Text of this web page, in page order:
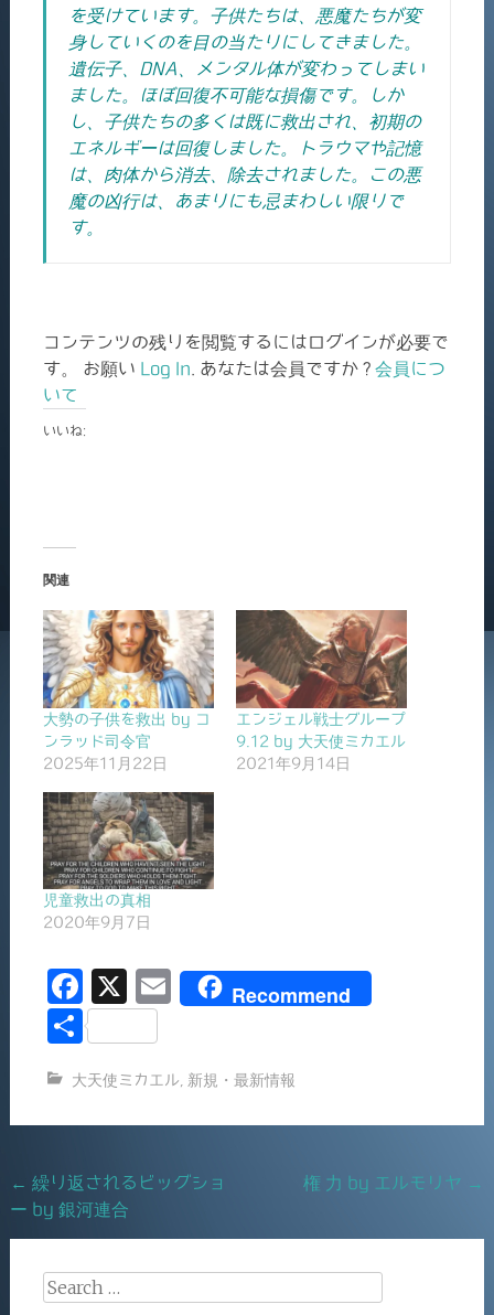
を受けています。 子供たちは、悪魔たちが変
身していくのを目の当たりにしてきました。
遺伝子、DNA、メンタル体が変わってしまい
ました。ほぼ回復不可能な損傷です。しか
し、 子供たちの多くは既に救出され、初期の
エネルギーは回復しました。トラウマや記憶
は、肉体から消去、除去されました。この悪
魔の凶行は、あまりにも忌まわしい限りで
す。
コンテンツの残りを閲覧するにはログインが必要で
す。 お願い Log In . あなたは会員ですか ? 会員につ
いて
いいね:
関連
大勢の子供を救出 by コ
ンラッド司令官
2025年11月22日
エンジェル戦士グループ
9.12 by 大天使ミカエル
2021年9月14日
児童救出の真相
2020年9月7日
F
a
e
b
o
k
X
E
l
Recommend
共
大天使ミカエル 新規・最新情報
Post
navigation
← 繰り返されるビッグショ
ー by 銀河連合
権 力 by エルモリヤ →
Search